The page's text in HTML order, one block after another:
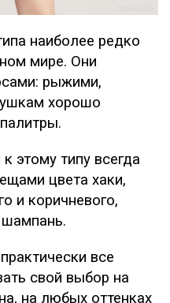
наиболее редко
мире. Они
рыжими,
хорошо
этому типу всегда
цвета хаки,
и коричневого,
все
свой выбор на
на любых оттенках